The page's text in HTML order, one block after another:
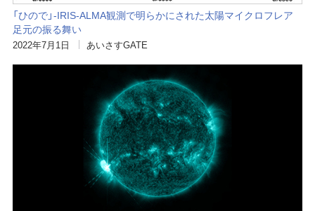
「ひので」-IRIS-ALMA観測で明らかにされた太陽マイクロフレア
足元の振る舞い
2022年7月1日 あいさすGATE